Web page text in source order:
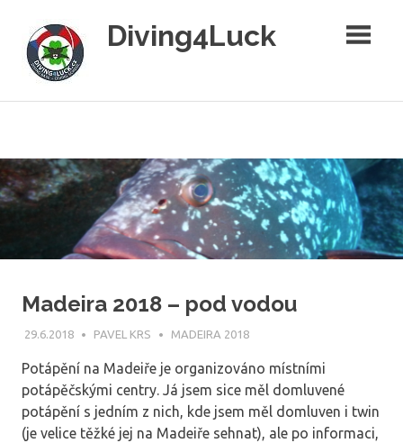
content
Diving4Luck
radost
Madeira 2018 – pod vodou
29.6.2018 PAVEL KRS MADEIRA 2018
Potápění na Madeiře je organizováno místními
potápěčskými centry. Já jsem sice měl domluvené
potápění s jedním z nich, kde jsem měl domluven i twin
(je velice těžké jej na Madeiře sehnat), ale po informaci,